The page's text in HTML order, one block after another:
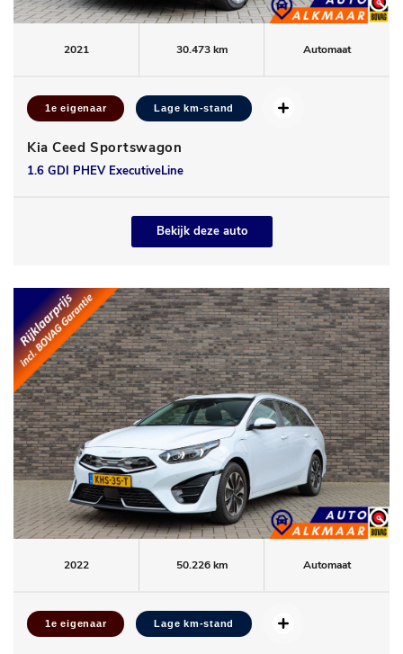
2021 30.473 km Automaat
1e eigenaar Lage km-stand
Kia Ceed Sportswagon
1.6 GDI PHEV ExecutiveLine
Bekijk deze auto
2022 50.226 km Automaat
1e eigenaar Lage km-stand